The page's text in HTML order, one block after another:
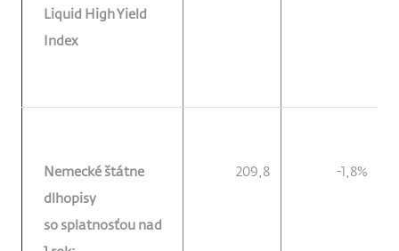
Liquid High Yield
Index
Nemecké štátne
dlhopisy
so splatnosťou nad
209,8 -1,8%